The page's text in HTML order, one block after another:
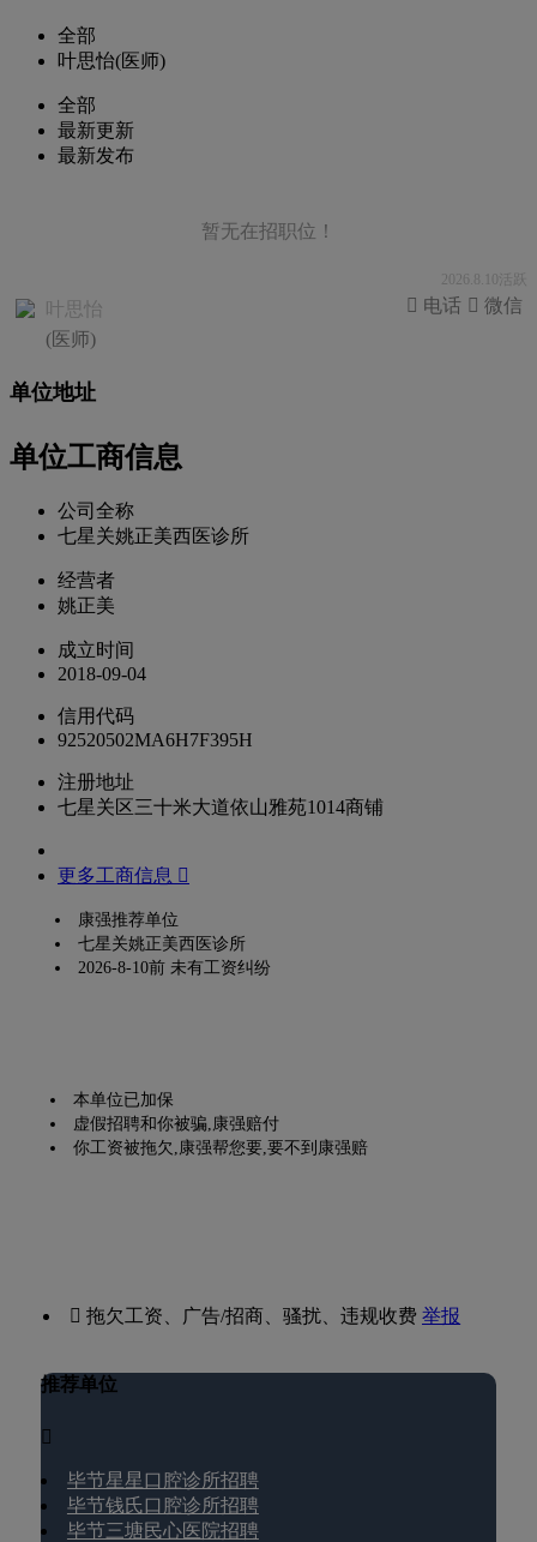
全部
叶思怡(医师)
全部
最新更新
最新发布
暂无在招职位！
2026.8.10活跃
叶思怡
(医师)
 微信
 电话
单位地址
单位工商信息
公司全称
七星关姚正美西医诊所
经营者
姚正美
成立时间
2018-09-04
信用代码
92520502MA6H7F395H
注册地址
七星关区三十米大道依山雅苑1014商铺
更多工商信息 
康强推荐单位
七星关姚正美西医诊所
2026-8-10前 未有工资纠纷
本单位已加保
虚假招聘和你被骗,康强赔付
你工资被拖欠,康强帮您要,要不到康强赔
 拖欠工资、广告/招商、骚扰、违规收费举报
推荐单位

毕节星星口腔诊所招聘
毕节钱氏口腔诊所招聘
毕节三塘民心医院招聘